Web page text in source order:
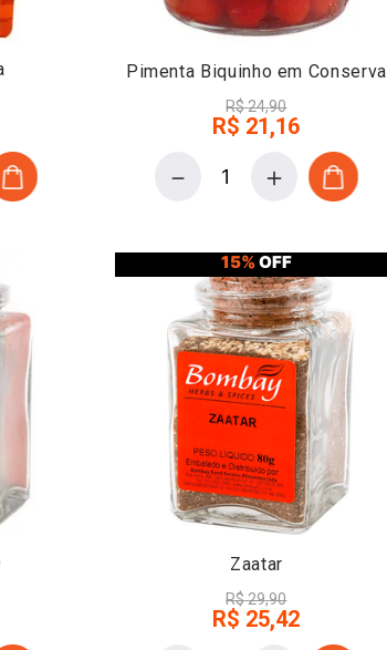
Pimenta Biquinho em Conserva
R$24,90
R$ 21 ,16
＋
－
15%OFF
Zaatar
R$29,90
R$ 25,42